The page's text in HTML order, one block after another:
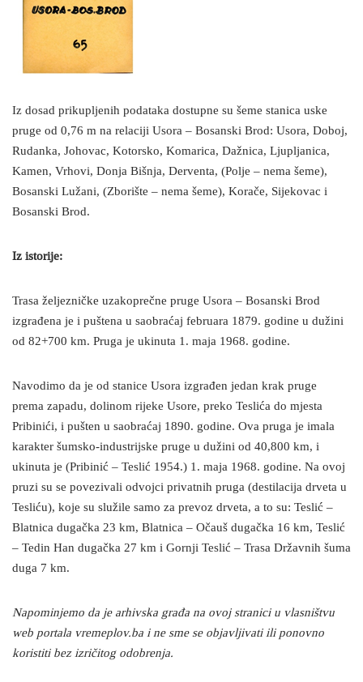
Iz dosad prikupljenih podataka dostupne su šeme stanica uske
pruge od 0,76 m na relaciji Usora – Bosanski Brod: Usora, Doboj,
Rudanka, Johovac, Kotorsko, Komarica, Dažnica, Ljupljanica,
Kamen, Vrhovi, Donja Bišnja, Derventa, (Polje – nema šeme),
Bosanski Lužani, (Zborište – nema šeme), Korače, Sijekovac i
Bosanski Brod.
Iz istorije:
Trasa željezničke uzakoprečne pruge Usora – Bosanski Brod
izgrađena je i puštena u saobraćaj februara 1879. godine u dužini
od 82+700 km. Pruga je ukinuta 1. maja 1968. godine.
Navodimo da je od stanice Usora izgrađen jedan krak pruge
prema zapadu, dolinom rijeke Usore, preko Teslića do mjesta
Pribinići, i pušten u saobraćaj 1890. godine. Ova pruga je imala
karakter šumsko-industrijske pruge u dužini od 40,800 km, i
ukinuta je (Pribinić – Teslić 1954.) 1. maja 1968. godine. Na ovoj
pruzi su se povezivali odvojci privatnih pruga (destilacija drveta u
Tesliću), koje su služile samo za prevoz drveta, a to su: Teslić –
Blatnica dugačka 23 km, Blatnica – Očauš dugačka 16 km, Teslić
– Tedin Han dugačka 27 km i Gornji Teslić – Trasa Državnih šuma
duga 7 km.
Napominjemo da je arhivska građa na ovoj stranici u vlasništvu
web portala vremeplov.ba i ne sme se objavljivati ili ponovno
koristiti bez izričitog odobrenja.